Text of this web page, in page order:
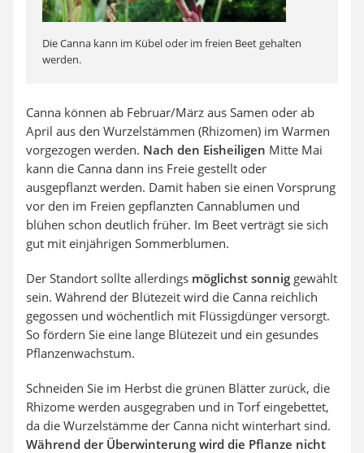
Die Canna kann im Kübel oder im freien Beet gehalten
werden.
Canna können ab Februar/März aus Samen oder ab
April aus den Wurzelstämmen (Rhizomen) im Warmen
vorgezogen werden. Nach den Eisheiligen Mitte Mai
kann die Canna dann ins Freie gestellt oder
ausgepflanzt werden. Damit haben sie einen Vorsprung
vor den im Freien gepflanzten Cannablumen und
blühen schon deutlich früher. Im Beet verträgt sie sich
gut mit einjährigen Sommerblumen.
Der Standort sollte allerdings möglichst sonnig gewählt
sein. Während der Blütezeit wird die Canna reichlich
gegossen und wöchentlich mit Flüssigdünger versorgt.
So fördern Sie eine lange Blütezeit und ein gesundes
Pflanzenwachstum.
Schneiden Sie im Herbst die grünen Blätter zurück, die
Rhizome werden ausgegraben und in Torf eingebettet,
da die Wurzelstämme der Canna nicht winterhart sind.
Während der Überwinterung wird die Pflanze nicht